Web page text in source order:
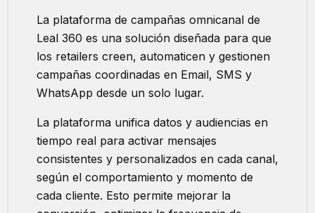
La plataforma de campañas omnicanal de
Leal 360 es una solución diseñada para que
los retailers creen, automaticen y gestionen
campañas coordinadas en Email, SMS y
WhatsApp desde un solo lugar.
La plataforma unifica datos y audiencias en
tiempo real para activar mensajes
consistentes y personalizados en cada canal,
según el comportamiento y momento de
cada cliente. Esto permite mejorar la